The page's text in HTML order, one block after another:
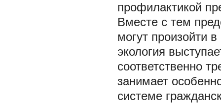
профилактикой
Вместе с тем
могут произойти
экология
соответственно
занимает
системе